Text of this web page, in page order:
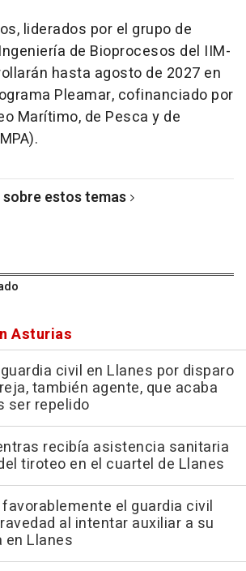
liderados por el grupo de
de Bioprocesos del IIM-
hasta agosto de 2027 en
Pleamar, cofinanciado por
Marítimo, de Pesca y de
estos temas
Asturias
civil en Llanes por disparo
también agente, que acaba
ser repelido
recibía asistencia sanitaria
tiroteo en el cuartel de Llanes
el guardia civil
al intentar auxiliar a su
en Llanes